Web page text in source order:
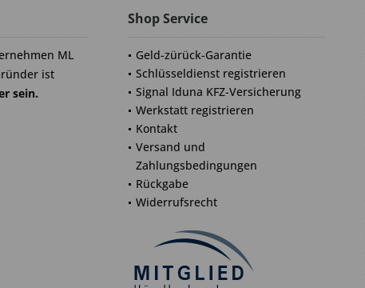
ML
ist
sein.
Shop Service
Geld-zürück-Garantie
Schlüsseldienst registrieren
Signal Iduna KFZ-Versicherung
Werkstatt registrieren
Kontakt
Versand und
Zahlungsbedingungen
Rückgabe
Widerrufsrecht